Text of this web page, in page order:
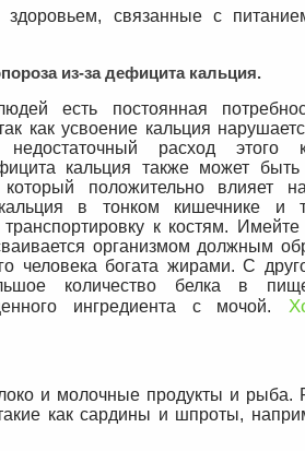
связанные с
из-за дефицита кальция.
есть постоянная
как усвоение кальция
недостаточный расход этого
кальция также может быть
положительно влияет
в тонком кишечнике и
транспортировку к костям.
организмом должным
человека богата жирами. С
количество белка в
ингредиента с мочой.
и молочные продукты и рыба.
как сардины и шпроты,